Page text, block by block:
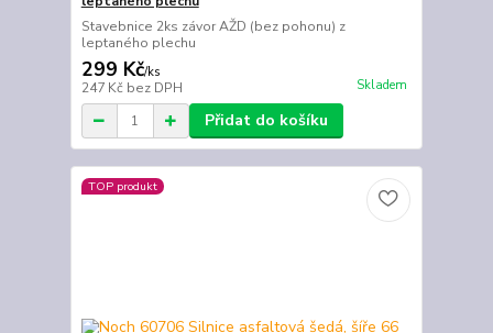
Stavebnice 2ks závor AŽD (bez pohonu) z
leptaného plechu
299 Kč/ks
247 Kč bez DPH Skladem
Přidat do košíku
TOP produkt